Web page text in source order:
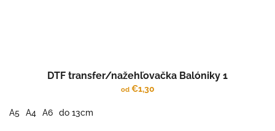
DTF transfer/nažehľovačka Balóniky 1
od€1,30
A5 A4 A6 do 13cm